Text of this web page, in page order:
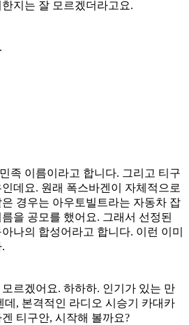
지는 잘 모르겠더라고요.
족 이름이라고 합니다. 그리고 티구
데요. 원래 폭스바겐이 자체적으로
경우는 아우토빌트라는 자동차 잡
을 공모를 했어요. 그래서 선정된
나의 합성어라고 합니다. 이런 이미
르겠어요. 하하하. 인기가 있는 만
데, 본격적인 라디오 시승기 카대카
티구안, 시작해 볼까요?